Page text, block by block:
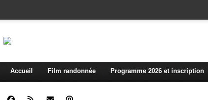
Accueil Film randonnée Programme 2026 et inscription